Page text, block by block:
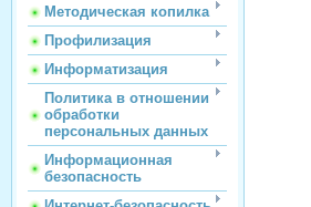
Методическая копилка
Профилизация
Информатизация
Политика в отношении
обработки
персональных данных
Информационная
безопасность